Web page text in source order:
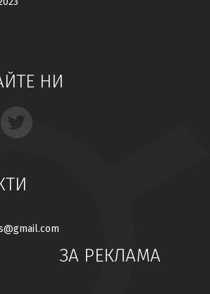
НИ
ЗА РЕКЛАМА